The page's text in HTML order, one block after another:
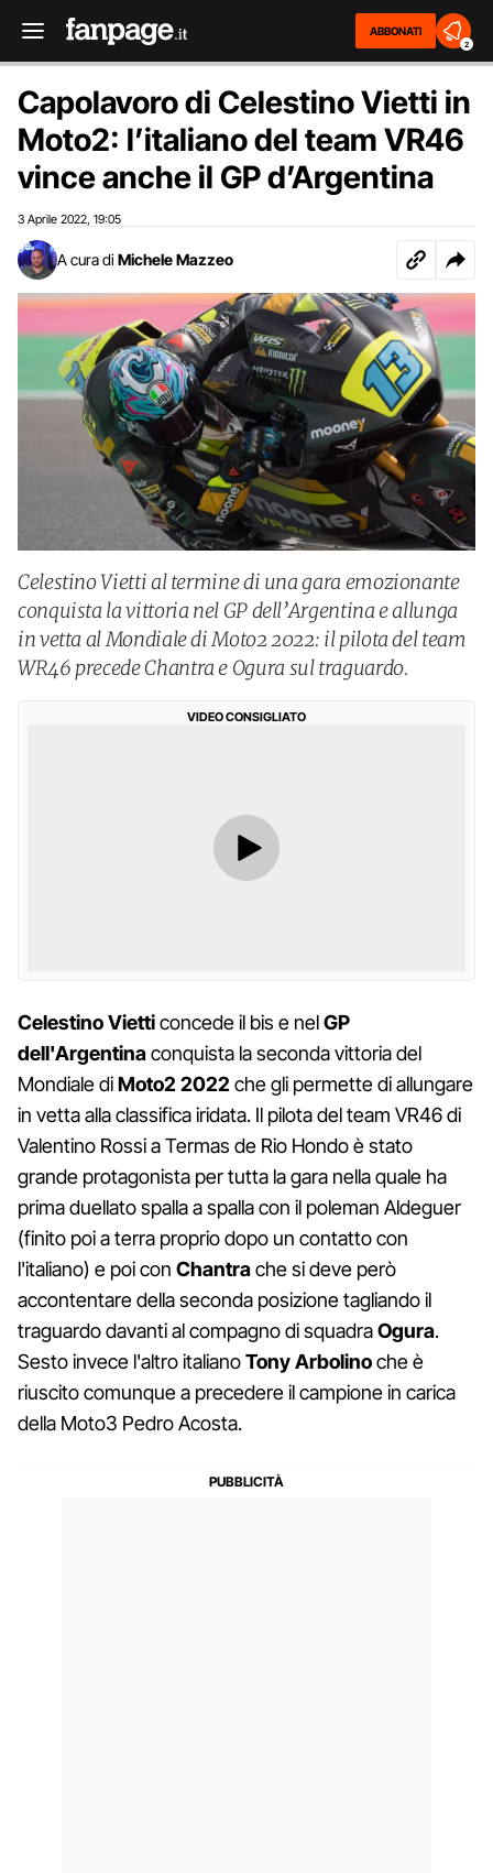
ABBONATI
2
Capolavoro di Celestino Vietti in
Moto2: l’italiano del team VR46
vince anche il GP d’Argentina
3 Aprile 2022 19:05
A cura di Michele Mazzeo
Celestino Vietti al termine di una gara emozionante
conquista la vittoria nel GP dell’Argentina e allunga
in vetta al Mondiale di Moto2 2022: il pilota del team
WR46 precede Chantra e Ogura sul traguardo.
VIDEO CONSIGLIATO
Celestino Vietticoncede il bis e nelGP
dell'Argentinaconquista la seconda vittoria del
Mondiale diMoto2 2022che gli permette di allungare
in vetta alla classifica iridata. Il pilota del team VR46 di
Valentino Rossi a Termas de Rio Hondo è stato
grande protagonista per tutta la gara nella quale ha
prima duellato spalla a spalla con il poleman Aldeguer
(finito poi a terra proprio dopo un contatto con
l'italiano) e poi con Chantrache si deve però
accontentare della seconda posizione tagliando il
traguardo davanti al compagno di squadraOgura.
Sesto invece l'altro italianoTony Arbolinoche è
riuscito comunque a precedere il campione in carica
della Moto3 Pedro Acosta.